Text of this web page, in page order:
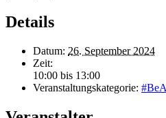
Details
Datum: 26. September 2024
Zeit:
10:00 bis 13:00
Veranstaltungskategorie: